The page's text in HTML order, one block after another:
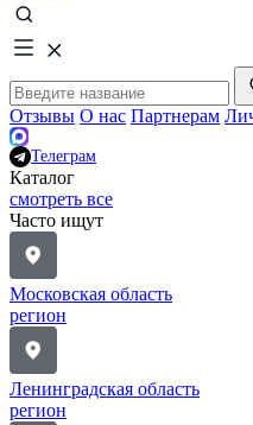
Отзывы О нас Партнерам
Телеграм
Каталог
смотреть все
Часто ищут
Московская область
регион
Ленинградская область
регион